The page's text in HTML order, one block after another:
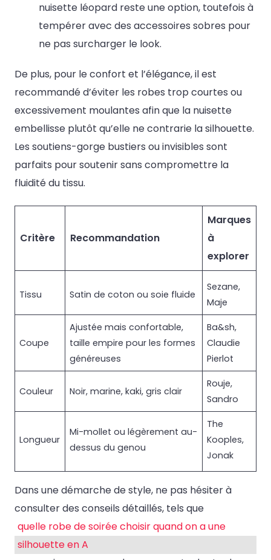
nuisette léopard reste une option, toutefois à
tempérer avec des accessoires sobres pour
ne pas surcharger le look.
De plus, pour le confort et l’élégance, il est
recommandé d’éviter les robes trop courtes ou
excessivement moulantes afin que la nuisette
embellisse plutôt qu’elle ne contrarie la silhouette.
Les soutiens-gorge bustiers ou invisibles sont
parfaits pour soutenir sans compromettre la
fluidité du tissu.
Critère Recommandation
Marques
à
explorer
Tissu Satin de coton ou soie fluide
Sezane,
Maje
Coupe
Ajustée mais confortable,
taille empire pour les formes
généreuses
Ba&sh,
Claudie
Pierlot
Couleur Noir, marine, kaki, gris clair
Rouje,
Sandro
Longueur
Mi-mollet ou légèrement au-
dessus du genou
The
Kooples,
Jonak
Dans une démarche de style, ne pas hésiter à
consulter des conseils détaillés, tels que
quelle robe de soirée choisir quand on a une
silhouette en A